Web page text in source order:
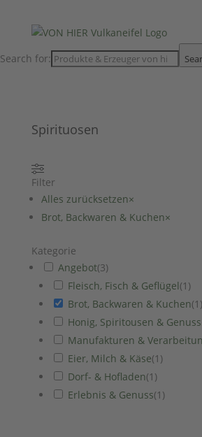
Search for:
Spirituosen
Filter
Alles zurücksetzen×
Brot, Backwaren & Kuchen×
Kategorie
Angebot(3)
Fleisch, Fisch & Geflügel(1 )
Brot, Backwaren & Kuchen(1 )
Honig, Spiritousen &
Manufakturen &
Eier, Milch & Käse(1 )
Dorf- & Hofladen(1 )
Erlebnis & Genuss(1 )